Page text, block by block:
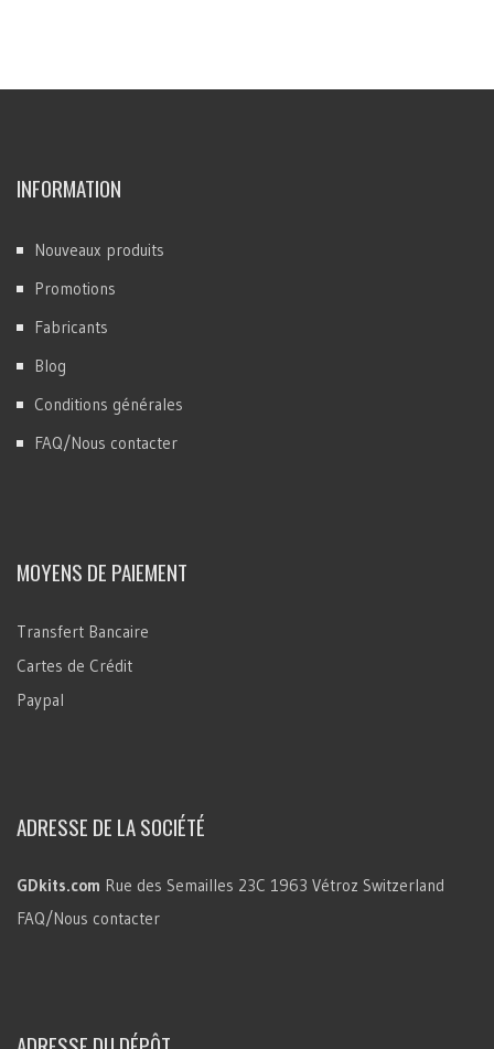
INFORMATION
Nouveaux produits
Promotions
Fabricants
Blog
Conditions générales
FAQ/Nous contacter
MOYENS DE PAIEMENT
Transfert Bancaire
Cartes de Crédit
Paypal
ADRESSE DE LA SOCIÉTÉ
GDkits.com Rue des Semailles 23C 1963 Vétroz Switzerland
FAQ/Nous contacter